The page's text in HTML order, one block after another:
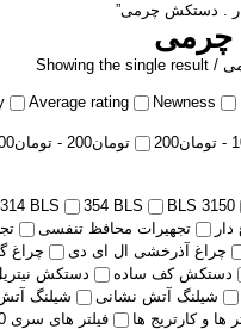
. دستکش چرمی”
چرمی
/ Showing the single result
Average rating Newness
- تومان200 تومان200
- تومان
314 BLS
354 BLS BLS 3150
تجهیرات محافظ تنفسی
چراغ آذرخشی ال ای دی
چراغ
دستکش کف ساده
دستکش
شیلنگ آتش نشانی
شیلنگ
ها و کارتریج ها
فیلتر های سری 400 BLS